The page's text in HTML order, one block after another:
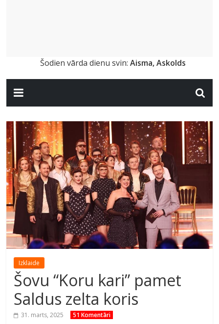
Šodien vārda dienu svin: Aisma, Askolds
Izklaide
Šovu “Koru kari” pamet
Saldus zelta koris
31. marts, 2025 51 Komentāri